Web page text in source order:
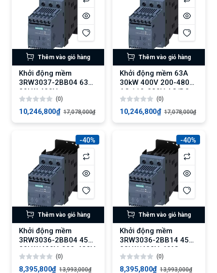
Thêm vào giỏ hàng
Khởi động mềm
3RW3037-2BB04 63A
30kW 400V
(0)
10,246,800₫ 17,078,000₫
Thêm vào giỏ hàng
Khởi động mềm 63A
30kW 400V 200-480V
AC 110-230V AC/DC
(0)
10,246,800₫ 17,078,000₫
-40%
Thêm vào giỏ hàng
Khởi động mềm
3RW3036-2BB04 45A,
22kW/400V, 200-480V
AC
(0)
8,395,800₫ 13,993,000₫
-40%
Thêm vào giỏ hàng
Khởi động mềm
3RW3036-2BB14 45A,
22kW/400V, 40°C
(0)
8,395,800₫ 13,993,000₫